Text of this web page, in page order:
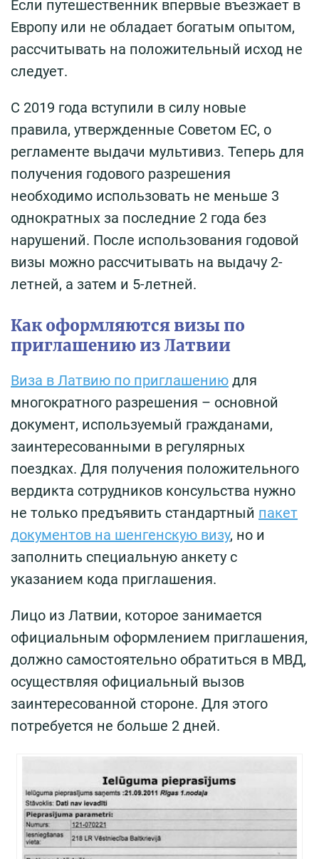
Если путешественник впервые въезжает в
Европу или не обладает богатым опытом,
рассчитывать на положительный исход не
следует.
С 2019 года вступили в силу новые
правила, утвержденные Советом ЕС, о
регламенте выдачи мультивиз. Теперь для
получения годового разрешения
необходимо использовать не меньше 3
однократных за последние 2 года без
нарушений. После использования годовой
визы можно рассчитывать на выдачу 2-
летней, а затем и 5-летней.
Как оформляются визы по
приглашению из Латвии
Виза в Латвию по приглашению для
многократного разрешения – основной
документ, используемый гражданами,
заинтересованными в регулярных
поездках. Для получения положительного
вердикта сотрудников консульства нужно
не только предъявить стандартный пакет
документов на шенгенскую визу, но и
заполнить специальную анкету с
указанием кода приглашения.
Лицо из Латвии, которое занимается
официальным оформлением приглашения,
должно самостоятельно обратиться в МВД,
осуществляя официальный вызов
заинтересованной стороне. Для этого
потребуется не больше 2 дней.